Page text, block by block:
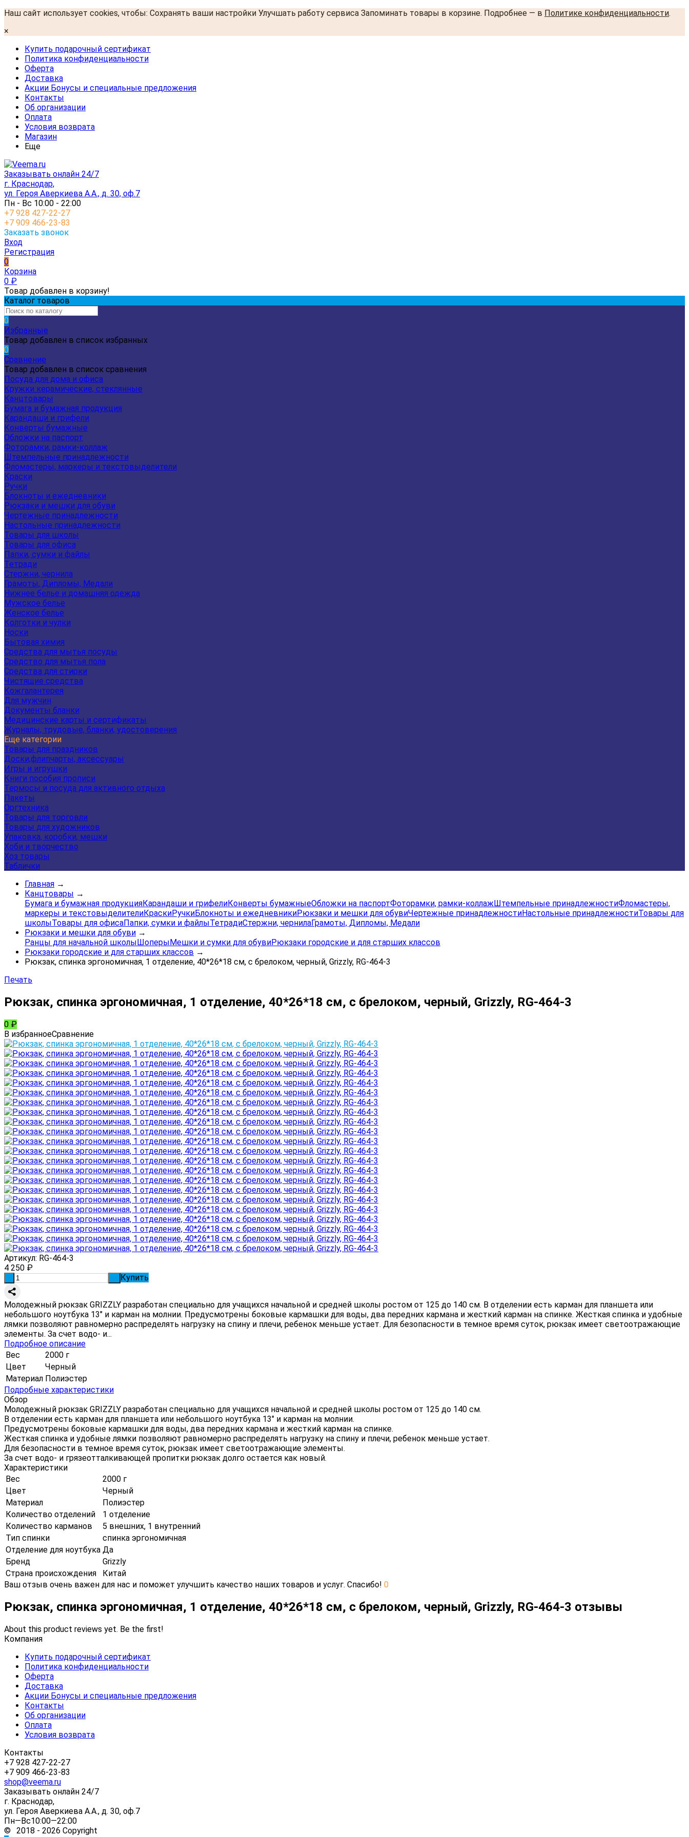
Наш сайт использует cookies, чтобы: Сохранять ваши настройки Улучшать работу сервиса Запоминать товары в корзине. Подробнее — в Политике конфиденциальности.
×
Купить подарочный сертификат
Политика конфиденциальности
Оферта
Доставка
Акции Бонусы и специальные предложения
Контакты
Об организации
Оплата
Условия возврата
Магазин
Еще
Заказывать онлайн 24/7
г. Краснодар,
ул. Героя Аверкиева А.А., д. 30, оф.7
Пн - Вс 10:00 - 22:00
+7 928 427-22-27
+7 909 466-23-83
Заказать звонок
Вход
Регистрация
0
Корзина
0 ₽
Товар добавлен в корзину!
Каталог товаров
0
Избранные
Товар добавлен в список избранных
0
Сравнение
Товар добавлен в список сравнения
Посуда для дома и офиса
Кружки керамические, стеклянные
Канцтовары
Бумага и бумажная продукция
Карандаши и грифели
Конверты бумажные
Обложки на паспорт
Фоторамки, рамки-коллаж
Штемпельные принадлежности
Фломастеры, маркеры и текстовыделители
Краски
Ручки
Блокноты и ежедневники
Рюкзаки и мешки для обуви
Чертежные принадлежности
Настольные принадлежности
Товары для школы
Товары для офиса
Папки, сумки и файлы
Тетради
Стержни, чернила
Грамоты, Дипломы, Медали
Нижнее белье и домашняя одежда
Мужское белье
Женское белье
Колготки и чулки
Носки
Бытовая химия
Средства для мытья посуды
Средство для мытья пола
Средства для стирки
Чистящие средства
Кожгалантерея
Для мужчин
Документы бланки
Медицинские карты и сертификаты
Журналы, трудовые, бланки, удостоверения
Еще категории
Товары для праздников
Доски,флипчарты, аксессуары
Игры и игрушки
Книги пособия прописи
Термосы и посуда для активного отдыха
Пакеты
Оргтехника
Товары для торговли
Товары для художников
Упаковка, коробки, мешки
Хоби и творчество
Хоз товары
Таблички
Главная →
Канцтовары →
Бумага и бумажная продукцияКарандаши и грифелиКонверты бумажныеОбложки на паспортФоторамки, рамки-коллажШтемпельные принадлежностиФломастеры,
маркеры и текстовыделителиКраскиРучкиБлокноты и ежедневникиРюкзаки и мешки для обувиЧертежные принадлежностиНастольные принадлежностиТовары для
школыТовары для офисаПапки, сумки и файлыТетрадиСтержни, чернилаГрамоты, Дипломы, Медали
Рюкзаки и мешки для обуви →
Ранцы для начальной школыШоперыМешки и сумки для обувиРюкзаки городские и для старших классов
Рюкзаки городские и для старших классов →
Рюкзак, спинка эргономичная, 1 отделение, 40*26*18 см, с брелоком, черный, Grizzly, RG-464-3
Печать
Рюкзак, спинка эргономичная, 1 отделение, 40*26*18 см, с брелоком, черный, Grizzly, RG-464-3
0 ₽
В избранноеСравнение
Артикул: RG-464-3
4 250 ₽
Купить
Молодежный рюкзак GRIZZLY разработан специально для учащихся начальной и средней школы ростом от 125 до 140 см. В отделении есть карман для планшета или
небольшого ноутбука 13" и карман на молнии. Предусмотрены боковые кармашки для воды, два передних кармана и жесткий карман на спинке. Жесткая спинка и удобные
лямки позволяют равномерно распределять нагрузку на спину и плечи, ребенок меньше устает. Для безопасности в темное время суток, рюкзак имеет светоотражающие
элементы. За счет водо- и...
Подробное описание
Вес
2000 г
Цвет
Черный
Материал Полиэстер
Подробные характеристики
Обзор
Молодежный рюкзак GRIZZLY разработан специально для учащихся начальной и средней школы ростом от 125 до 140 см.
В отделении есть карман для планшета или небольшого ноутбука 13" и карман на молнии.
Предусмотрены боковые кармашки для воды, два передних кармана и жесткий карман на спинке.
Жесткая спинка и удобные лямки позволяют равномерно распределять нагрузку на спину и плечи, ребенок меньше устает.
Для безопасности в темное время суток, рюкзак имеет светоотражающие элементы.
За счет водо- и грязеотталкивающей пропитки рюкзак долго остается как новый.
Характеристики
Вес
2000 г
Цвет
Черный
Материал
Полиэстер
Количество отделений
1 отделение
Количество карманов
5 внешних, 1 внутренний
Тип спинки
спинка эргономичная
Отделение для ноутбука Да
Бренд
Grizzly
Страна происхождения
Китай
Ваш отзыв очень важен для нас и поможет улучшить качество наших товаров и услуг. Спасибо! 0
Рюкзак, спинка эргономичная, 1 отделение, 40*26*18 см, с брелоком, черный, Grizzly, RG-464-3 отзывы
About this product reviews yet. Be the first!
Компания
Купить подарочный сертификат
Политика конфиденциальности
Оферта
Доставка
Акции Бонусы и специальные предложения
Контакты
Об организации
Оплата
Условия возврата
Контакты
+7 928 427-22-27
+7 909 466-23-83
shop@veema.ru
Заказывать онлайн 24/7
г. Краснодар,
ул. Героя Аверкиева А.А., д. 30, оф.7
Пн—Вс10:00—22:00
© 2018 - 2026 Copyright